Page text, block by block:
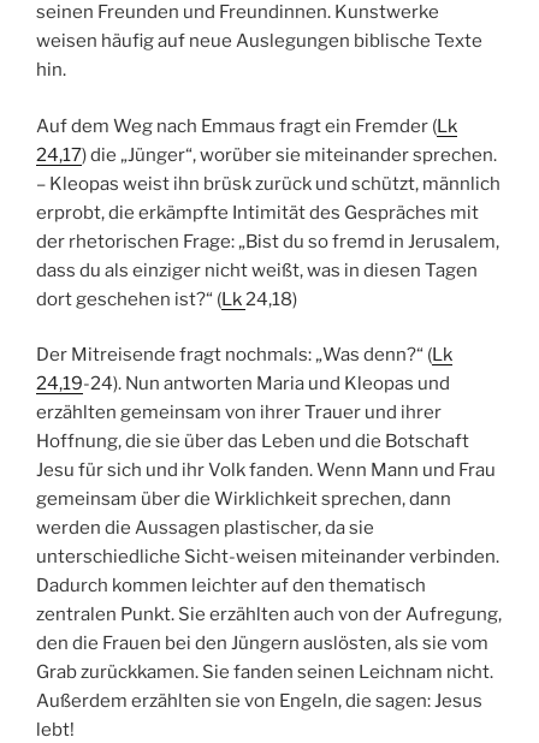
seinen Freunden und Freundinnen. Kunstwerke
weisen häufig auf neue Auslegungen biblische Texte
hin.
Auf dem Weg nach Emmaus fragt ein Fremder (Lk
24,17) die „Jünger“, worüber sie miteinander sprechen.
– Kleopas weist ihn brüsk zurück und schützt, männlich
erprobt, die erkämpfte Intimität des Gespräches mit
der rhetorischen Frage: „Bist du so fremd in Jerusalem,
dass du als einziger nicht weißt, was in diesen Tagen
dort geschehen ist?“ (Lk24,18)
Der Mitreisende fragt nochmals: „Was denn?“ (Lk
24,19-24). Nun antworten Maria und Kleopas und
erzählten gemeinsam von ihrer Trauer und ihrer
Hoffnung, die sie über das Leben und die Botschaft
Jesu für sich und ihr Volk fanden. Wenn Mann und Frau
gemeinsam über die Wirklichkeit sprechen, dann
werden die Aussagen plastischer, da sie
unterschiedliche Sicht-weisen miteinander verbinden.
Dadurch kommen leichter auf den thematisch
zentralen Punkt. Sie erzählten auch von der Aufregung,
den die Frauen bei den Jüngern auslösten, als sie vom
Grab zurückkamen. Sie fanden seinen Leichnam nicht.
Außerdem erzählten sie von Engeln, die sagen: Jesus
lebt!